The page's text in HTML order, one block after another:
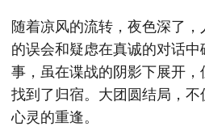
随着凉风的流转，夜色深了
的误会和疑虑在真诚的对话
事，虽在谍战的阴影下展开
找到了归宿。大团圆结局，
心灵的重逢。